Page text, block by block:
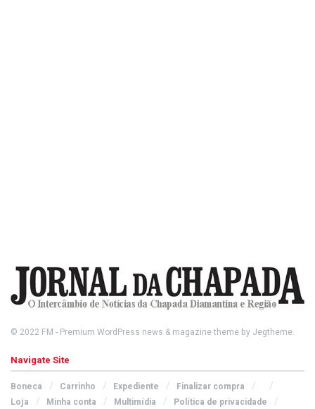
© 2022 FM - Premium WordPress news & magazine theme by Jegtheme.
Navigate Site
Boneca Carrinho Expediente
Finalizar compra
Loja
Minha conta Multimídia Política de privacidade